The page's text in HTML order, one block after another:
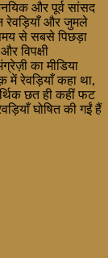
और पूर्व सांसद
रेवड़ियाँ और जुमले
से सबसे पिछड़ा
विपक्षी
का मीडिया
में रेवड़ियाँ कहा था,
छत ही कहीं फट
घोषित की गईं हैं